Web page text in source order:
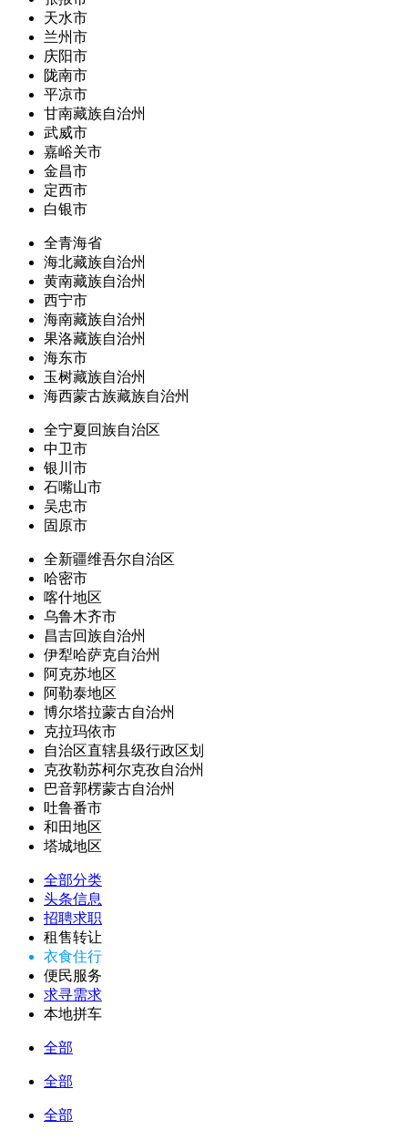
天水市
兰州市
庆阳市
陇南市
平凉市
甘南藏族自治州
武威市
嘉峪关市
金昌市
定西市
白银市
全青海省
海北藏族自治州
黄南藏族自治州
西宁市
海南藏族自治州
果洛藏族自治州
海东市
玉树藏族自治州
海西蒙古族藏族自治州
全宁夏回族自治区
中卫市
银川市
石嘴山市
吴忠市
固原市
全新疆维吾尔自治区
哈密市
喀什地区
乌鲁木齐市
昌吉回族自治州
伊犁哈萨克自治州
阿克苏地区
阿勒泰地区
博尔塔拉蒙古自治州
克拉玛依市
自治区直辖县级行政区划
克孜勒苏柯尔克孜自治州
巴音郭楞蒙古自治州
吐鲁番市
和田地区
塔城地区
全部分类
头条信息
招聘求职
租售转让
衣食住行
便民服务
求寻需求
本地拼车
全部
全部
全部